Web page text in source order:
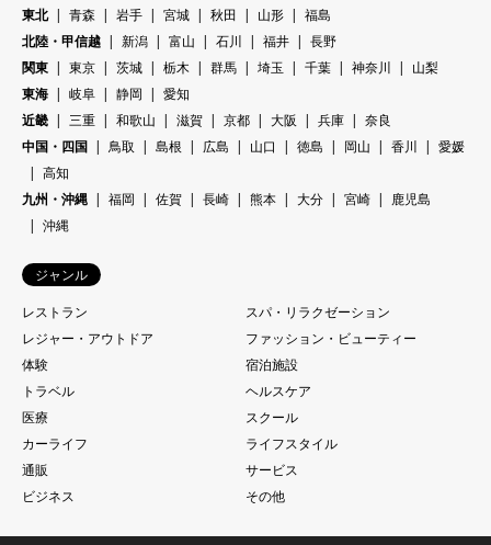
東北
青森 岩手 宮城 秋田 山形
福島
北陸・甲信越
新潟 富山 石川 福井
長野
関東
東京 茨城 栃木 群馬 埼玉 千葉 神奈川
山梨
東海
岐阜 静岡
愛知
近畿
三重 和歌山 滋賀 京都 大阪 兵庫
奈良
中国・四国
鳥取 島根 広島 山口 徳島 岡山 香川
愛媛
高知
九州・沖縄
福岡 佐賀 長崎 熊本 大分 宮崎
鹿児島
沖縄
ジャンル
レストラン
スパ・リラクゼーション
レジャー・アウトドア
ファッション・ビューティー
体験
宿泊施設
トラベル
ヘルスケア
医療
スクール
カーライフ
ライフスタイル
通販
サービス
ビジネス
その他